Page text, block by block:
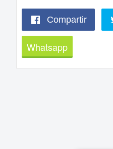
Compartir
Whatsapp